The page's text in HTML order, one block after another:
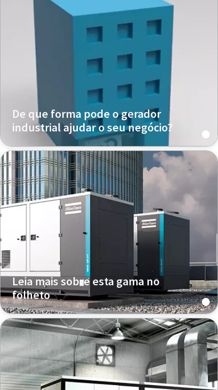
De que forma pode o gerador
industrial ajudar o seu negócio?
Leia mais sobre esta gama no
folheto